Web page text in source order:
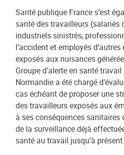
Santé publique France s’est
santé des travailleurs (salariés
industriels sinistrés,
l’accident et employés
exposés aux nuisances
Groupe d’alerte en santé
Normandie a été chargé
cas échéant de proposer une
des travailleurs exposés aux
à ses conséquences sanitaires
de la surveillance déjà
santé au travail jusqu’à présent.